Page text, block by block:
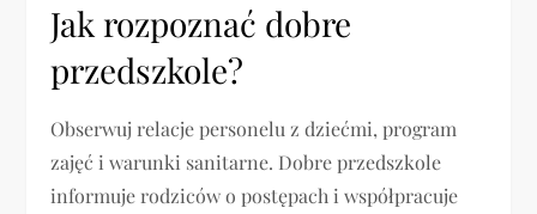
Jak rozpoznać dobre
przedszkole?
Obserwuj relacje personelu z dziećmi, program
zajęć i warunki sanitarne. Dobre przedszkole
informuje rodziców o postępach i współpracuje